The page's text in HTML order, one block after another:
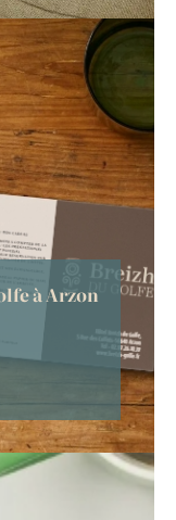
à Arzon